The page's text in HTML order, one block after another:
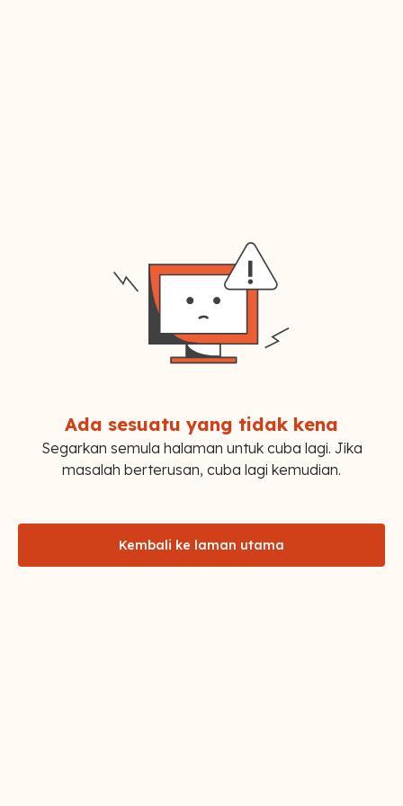
Ada sesuatu yang tidak kena
Segarkan semula halaman untuk cuba lagi. Jika
masalah berterusan, cuba lagi kemudian.
Kembali ke laman utama